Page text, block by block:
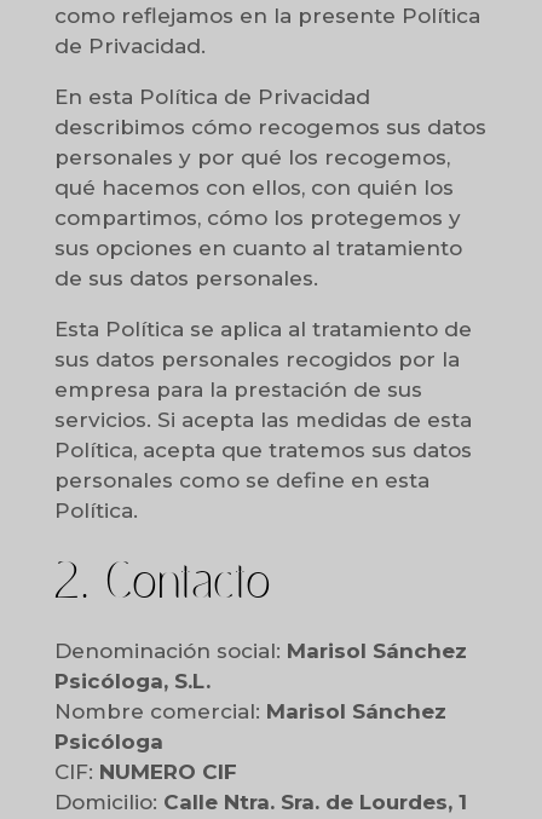
como reflejamos en la presente Política
de Privacidad.
En esta Política de Privacidad
describimos cómo recogemos sus datos
personales y por qué los recogemos,
qué hacemos con ellos, con quién los
compartimos, cómo los protegemos y
sus opciones en cuanto al tratamiento
de sus datos personales.
Esta Política se aplica al tratamiento de
sus datos personales recogidos por la
empresa para la prestación de sus
servicios. Si acepta las medidas de esta
Política, acepta que tratemos sus datos
personales como se define en esta
Política.
2. Contacto
Denominación social: Marisol Sánchez
Psicóloga, S.L.
Nombre comercial: Marisol Sánchez
Psicóloga
CIF: NUMERO CIF
Domicilio: Calle Ntra. Sra. de Lourdes, 1